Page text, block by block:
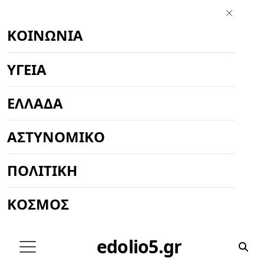
ΚΟΙΝΩΝΊΑ
ΥΓΕΊΑ
ΕΛΛΆΔΑ
ΑΣΤΥΝΟΜΙΚΌ
ΠΟΛΙΤΙΚΉ
ΚΌΣΜΟΣ
edolio5.gr